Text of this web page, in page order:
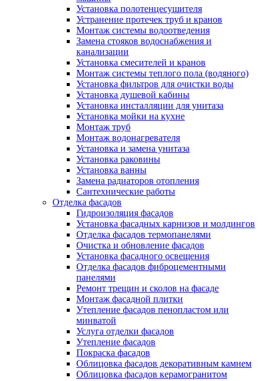
Установка полотенцесушителя
Устранение протечек труб и кранов
Монтаж системы водоотведения
Замена стояков водоснабжения и
канализации
Установка смесителей и кранов
Монтаж системы теплого пола (водяного)
Установка фильтров для очистки воды
Установка душевой кабины
Установка инсталляции для унитаза
Установка мойки на кухне
Монтаж труб
Монтаж водонагревателя
Установка и замена унитаза
Установка раковины
Установка ванны
Замена радиаторов отопления
Сантехнические работы
Отделка фасадов
Гидроизоляция фасадов
Установка фасадных карнизов и молдингов
Отделка фасадов термопанелями
Очистка и обновление фасадов
Установка фасадного освещения
Отделка фасадов фиброцементными
панелями
Ремонт трещин и сколов на фасаде
Монтаж фасадной плитки
Утепление фасадов пенопластом или
минватой
Услуга отделки фасадов
Утепление фасадов
Покраска фасадов
Облицовка фасадов декоративным камнем
Облицовка фасадов керамогранитом